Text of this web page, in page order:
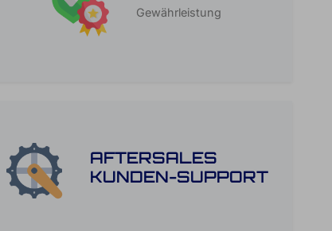
Gewährleistung
AFTERSALES
KUNDEN-SUPPORT